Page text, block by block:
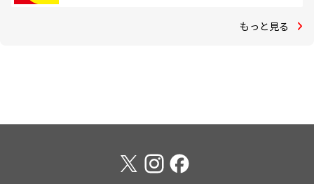
もっと見る